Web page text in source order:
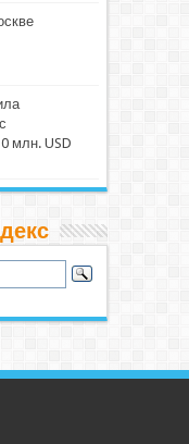
млн. USD